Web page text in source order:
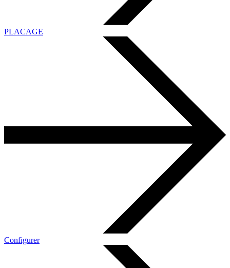
PLACAGE
Configurer